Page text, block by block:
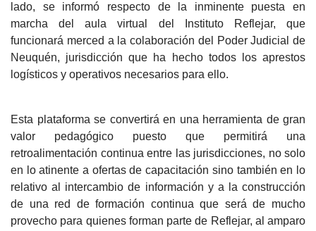
lado, se informó respecto de la inminente puesta en
marcha del aula virtual del Instituto Reflejar, que
funcionará merced a la colaboración del Poder Judicial de
Neuquén, jurisdicción que ha hecho todos los aprestos
logísticos y operativos necesarios para ello.
Esta plataforma se convertirá en una herramienta de gran
valor pedagógico puesto que permitirá una
retroalimentación continua entre las jurisdicciones, no solo
en lo atinente a ofertas de capacitación sino también en lo
relativo al intercambio de información y a la construcción
de una red de formación continua que será de mucho
provecho para quienes forman parte de Reflejar, al amparo